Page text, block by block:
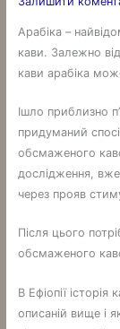
Арабіка –
кави. Залежно
кави арабіка
Ішло приблизно
придуманий
обсмаженого
дослідження,
через прояв
Після цього
обсмаженого
В Ефіопії
описаній вище і